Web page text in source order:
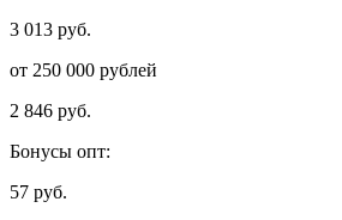
3 013 руб.
от 250 000 рублей
2 846 руб.
Бонусы опт:
57 руб.